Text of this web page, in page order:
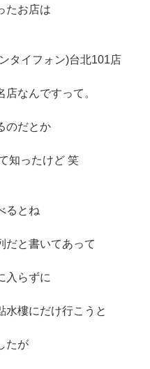
たお店は
タイフォン)台北101店
店なんですって。
のだとか
知ったけど 笑
るとね
だと書いてあって
入らずに
水樓にだけ行こうと
たが